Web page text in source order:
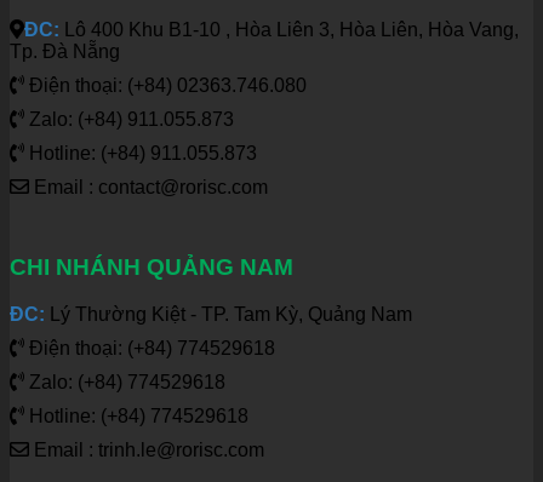
ĐC: Lô 400 Khu B1-10 , Hòa Liên 3, Hòa Liên, Hòa Vang,
Tp. Đà Nẵng
Điện thoại: (+84) 02363.746.080
Zalo: (+84) 911.055.873
Hotline: (+84) 911.055.873
Email : contact@rorisc.com
CHI NHÁNH QUẢNG NAM
ĐC: Lý Thường Kiệt - TP. Tam Kỳ, Quảng Nam
Điện thoại: (+84) 774529618
Zalo: (+84) 774529618
Hotline: (+84) 774529618
Email : trinh.le@rorisc.com